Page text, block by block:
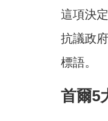
這項決
抗議政
標語。
首爾5